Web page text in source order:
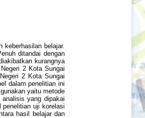
keberhasilan belajar.
ditandai dengan
kurangnya
2 Kota Sungai
2 Kota Sungai
dalam penelitian ini
yaitu metode
yang dipakai
uji korelasi
hasil belajar dan